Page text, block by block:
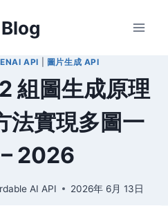
API 圖片生成 API
組圖生成原理
法實現多圖一
2026
AI API 2026年 6月 13日